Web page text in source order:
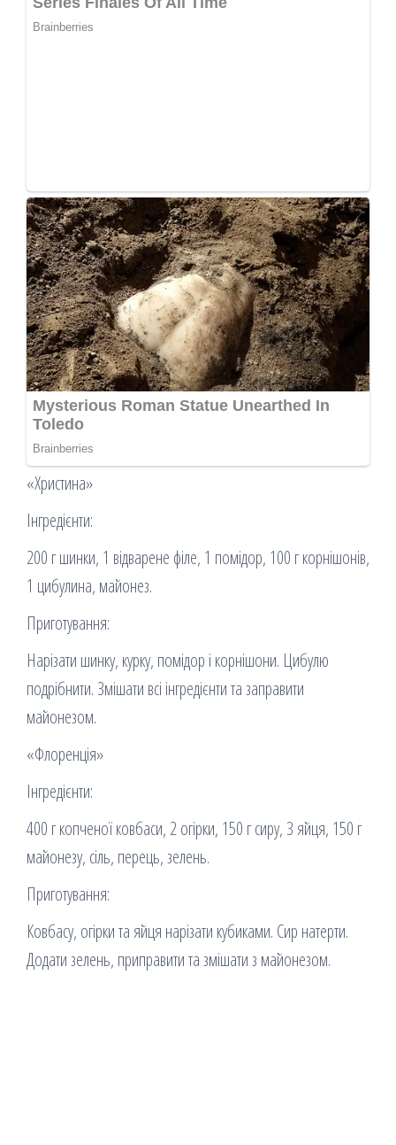
«Христина»
Інгредієнти:
200 г шинки, 1 відварене філе, 1 помідор, 100 г корнішонів,
1 цибулина, майонез.
Приготування:
Нарізати шинку, курку, помідор і корнішони. Цибулю
подрібнити. Змішати всі інгредієнти та заправити
майонезом.
«Флоренція»
Інгредієнти:
400 г копченої ковбаси, 2 огірки, 150 г сиру, 3 яйця, 150 г
майонезу, сіль, перець, зелень.
Приготування:
Ковбасу, огірки та яйця нарізати кубиками. Сир натерти.
Додати зелень, приправити та змішати з майонезом.